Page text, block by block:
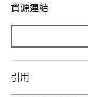
資源連結
引用